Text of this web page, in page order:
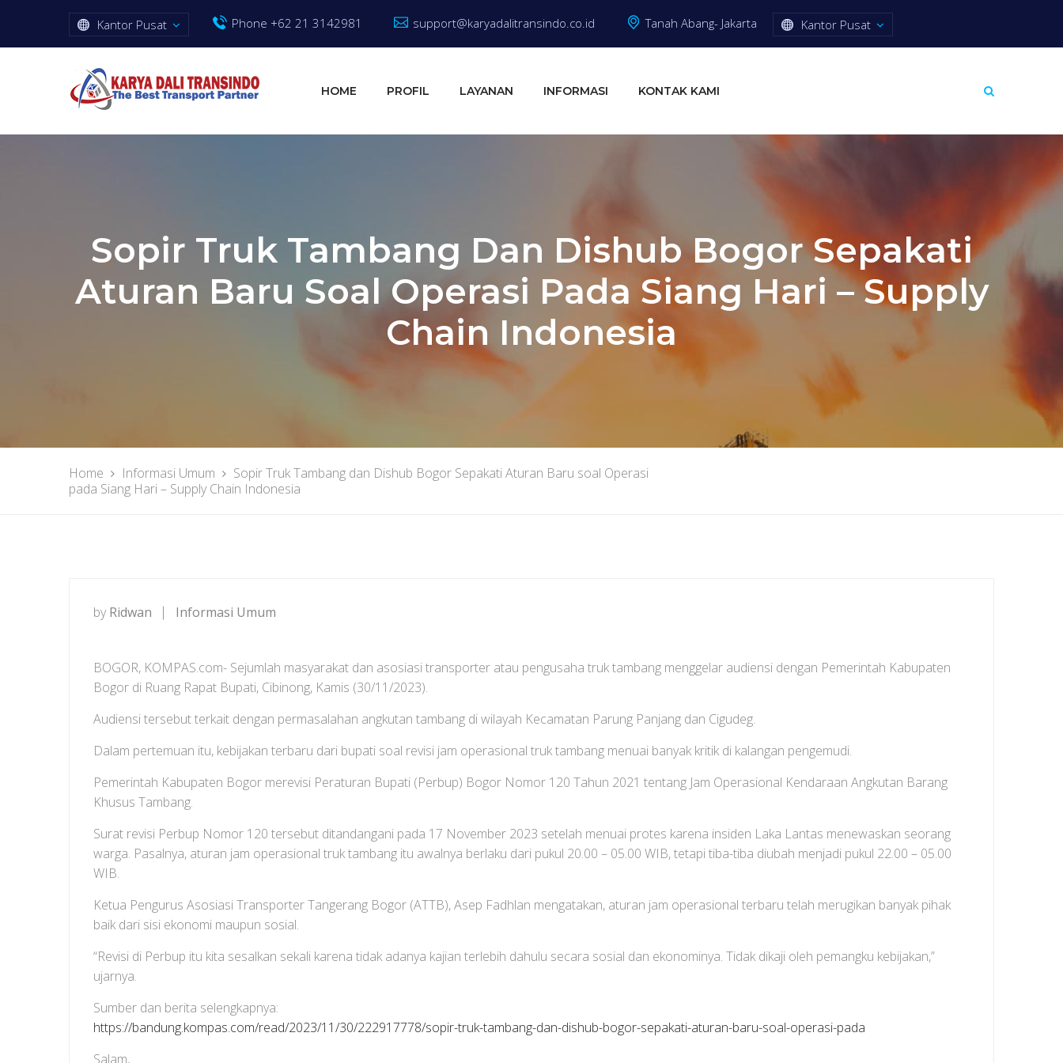
Kantor Pusat Phone +62 21 3142981 support@karyadalitransindo.co.id Tanah Abang- Jakarta Kantor Pusat
HOME PROFIL LAYANAN INFORMASI KONTAK KAMI
Sopir Truk Tambang Dan Dishub Bogor Sepakati
Aturan Baru Soal Operasi Pada Siang Hari – Supply
Chain Indonesia
Home Informasi Umum
Sopir Truk Tambang dan Dishub Bogor Sepakati Aturan Baru soal Operasi
pada Siang Hari – Supply Chain Indonesia
by Ridwan Informasi Umum
BOGOR, KOMPAS.com- Sejumlah masyarakat dan asosiasi transporter atau pengusaha truk tambang menggelar audiensi dengan Pemerintah Kabupaten
Bogor di Ruang Rapat Bupati, Cibinong, Kamis (30/11/2023).
Audiensi tersebut terkait dengan permasalahan angkutan tambang di wilayah Kecamatan Parung Panjang dan Cigudeg.
Dalam pertemuan itu, kebijakan terbaru dari bupati soal revisi jam operasional truk tambang menuai banyak kritik di kalangan pengemudi.
Pemerintah Kabupaten Bogor merevisi Peraturan Bupati (Perbup) Bogor Nomor 120 Tahun 2021 tentang Jam Operasional Kendaraan Angkutan Barang
Khusus Tambang.
Surat revisi Perbup Nomor 120 tersebut ditandangani pada 17 November 2023 setelah menuai protes karena insiden Laka Lantas menewaskan seorang
warga. Pasalnya, aturan jam operasional truk tambang itu awalnya berlaku dari pukul 20.00 – 05.00 WIB, tetapi tiba-tiba diubah menjadi pukul 22.00 – 05.00
WIB.
Ketua Pengurus Asosiasi Transporter Tangerang Bogor (ATTB), Asep Fadhlan mengatakan, aturan jam operasional terbaru telah merugikan banyak pihak
baik dari sisi ekonomi maupun sosial.
“Revisi di Perbup itu kita sesalkan sekali karena tidak adanya kajian terlebih dahulu secara sosial dan ekonominya. Tidak dikaji oleh pemangku kebijakan,”
ujarnya.
Sumber dan berita selengkapnya:
https://bandung.kompas.com/read/2023/11/30/222917778/sopir-truk-tambang-dan-dishub-bogor-sepakati-aturan-baru-soal-operasi-pada
Salam,